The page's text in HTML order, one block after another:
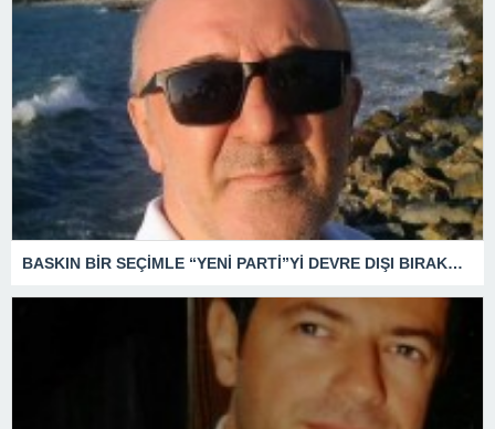
BASKIN BİR SEÇİMLE “YENİ PARTİ”Yİ DEVRE DIŞI BIRAKMAK İÇİN DÜĞMEYE Mİ BASILDI?